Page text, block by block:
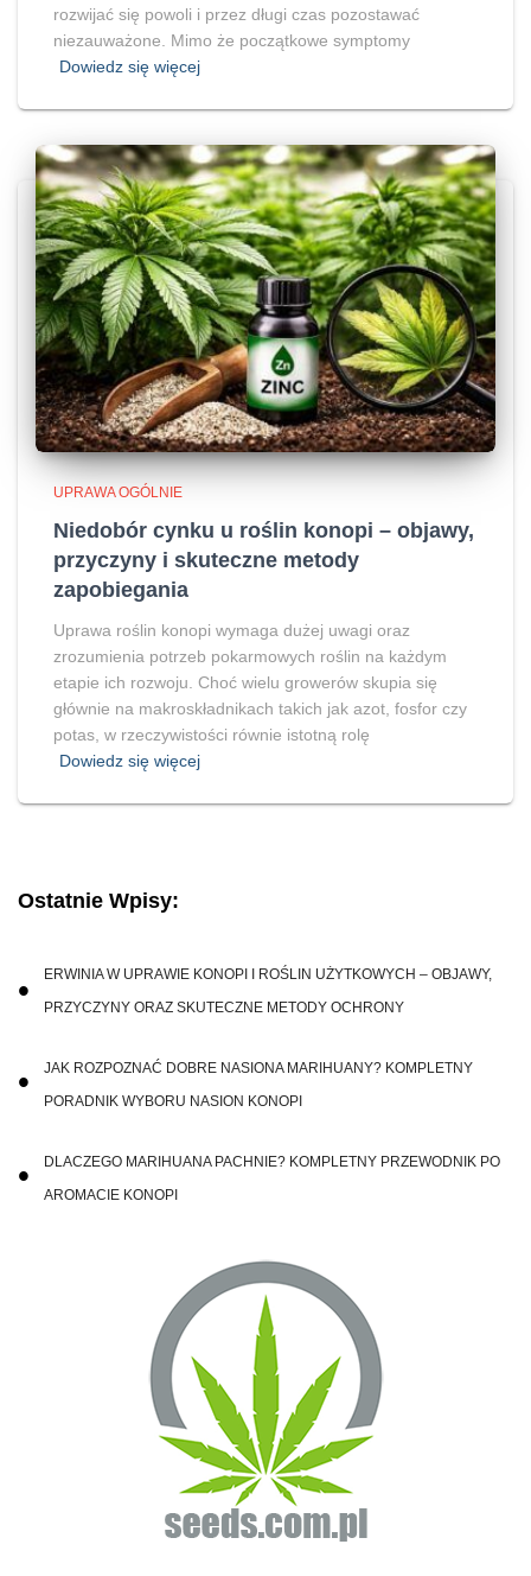
rozwijać się powoli i przez długi czas pozostawać
niezauważone. Mimo że początkowe symptomy
Dowiedz się więcej
UPRAWA OGÓLNIE
Niedobór cynku u roślin konopi – objawy,
przyczyny i skuteczne metody
zapobiegania
Uprawa roślin konopi wymaga dużej uwagi oraz
zrozumienia potrzeb pokarmowych roślin na każdym
etapie ich rozwoju. Choć wielu growerów skupia się
głównie na makroskładnikach takich jak azot, fosfor czy
potas, w rzeczywistości równie istotną rolę
Dowiedz się więcej
Ostatnie Wpisy:
ERWINIA W UPRAWIE KONOPI I ROŚLIN UŻYTKOWYCH – OBJAWY,
PRZYCZYNY ORAZ SKUTECZNE METODY OCHRONY
JAK ROZPOZNAĆ DOBRE NASIONA MARIHUANY? KOMPLETNY
PORADNIK WYBORU NASION KONOPI
DLACZEGO MARIHUANA PACHNIE? KOMPLETNY PRZEWODNIK PO
AROMACIE KONOPI